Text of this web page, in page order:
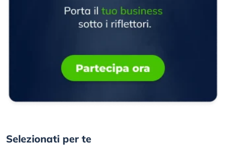
Selezionati per te